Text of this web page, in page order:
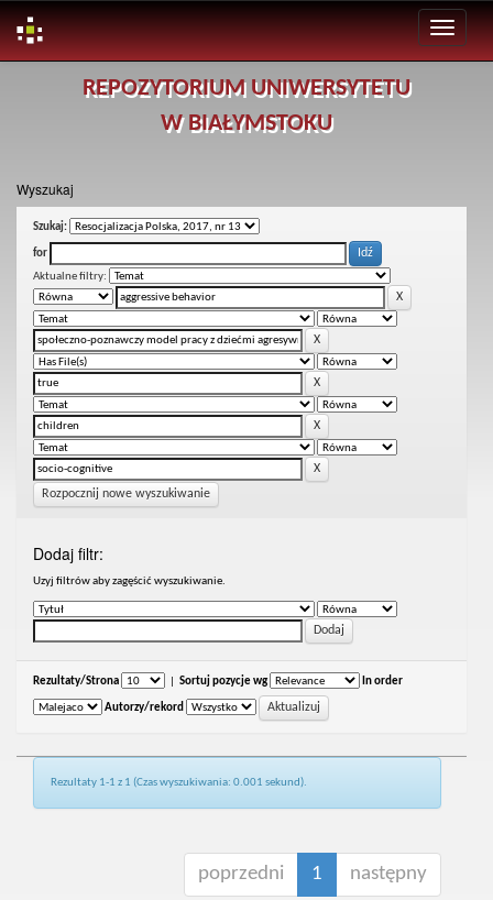
REPOZYTORIUM UNIWERSYTETU
W BIAŁYMSTOKU
Wyszukaj
Szukaj:
for
Aktualne filtry:
Rozpocznij nowe wyszukiwanie
Dodaj filtr:
Uzyj filtrów aby zagęścić wyszukiwanie.
Rezultaty/Strona Sortuj pozycje wg In order
Autorzy/rekord
Rezultaty 1-1 z 1 (Czas wyszukiwania: 0.001 sekund).
poprzedni 1 następny